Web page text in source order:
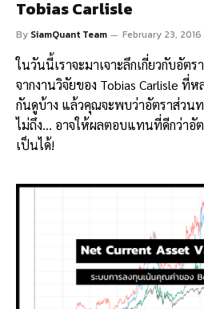
Tobias Carlisle
By SiamQuant Team February 23, 2016
ในวันนี้เราจะมาเจาะลึกเกี่ยวกับอัต
จากงานวิจัยของ Tobias Carlisle ที่
กันดูบ้าง แล้วคุณจะพบว่าอัตราส่วน
ไม่ถึง… อาจให้ผลตอบแทนที่ดีกว่าอั
เป็นได้!